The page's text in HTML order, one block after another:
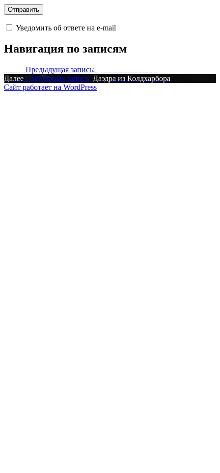
Уведомить об ответе на e-mail
Навигация по записям
Предыдущая запись:
Далее Следующая запись: Даэдра из Колдхарбора
Сайт работает на WordPress